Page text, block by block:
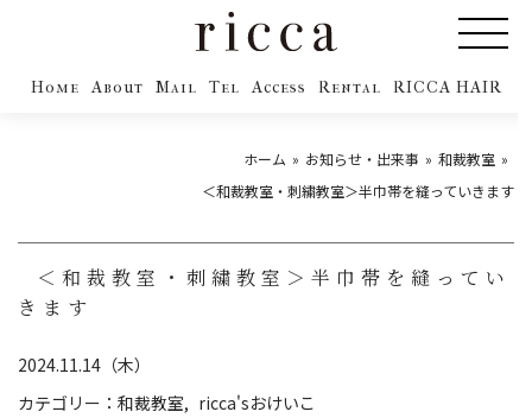
Home About Mail Tel Access Rental RICCA HAIR
ホーム お知らせ・出来事
和裁教室
＜和裁教室・刺繍教室＞半巾帯を縫っていきます
＜和裁教室・刺繍教室＞半巾帯を縫ってい
きます
2024.11.14（木）
カテゴリー： 和裁教室 ricca'sおけいこ